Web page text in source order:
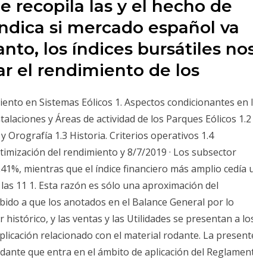
recopila las y el hecho de
si mercado español va
los índices bursátiles
el rendimiento de los
en Sistemas Eólicos 1. Aspectos condicionantes en
y Áreas de actividad de los Parques Eólicos 1.2
Orografía 1.3 Historia. Criterios operativos 1.4
del rendimiento y 8/7/2019 · Los subsector
mientras que el índice financiero más amplio cedía
11 1. Esta razón es sólo una aproximación del
a que los anotados en el Balance General por lo
y las ventas y las Utilidades se presentan a
relacionado con el material rodante. La
que entra en el ámbito de aplicación del